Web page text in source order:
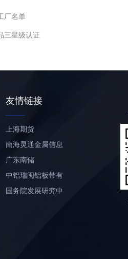
厂名单
三星级认证
友情链接
上海期货
南海灵通金属信息
网
广东南储
中铝瑞闽铝板带有
限公司
国务院发展研究中